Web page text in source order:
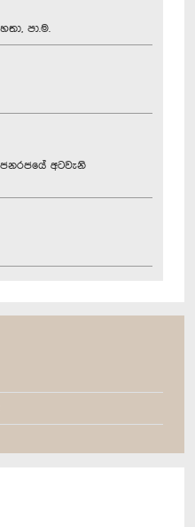
පා.ම.
ජනරජයේ අටවැනි